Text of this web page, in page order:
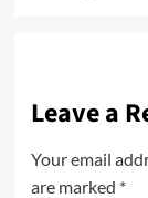
Leave a
Your email
are marked *